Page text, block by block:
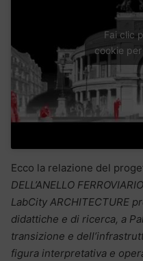
Fai clic
cookie
Ecco la relazione del
DELL’ANELLO
LabCity ARCHITECTURE
didattiche e di ricerca, a
transizione e
figura interpretativa e